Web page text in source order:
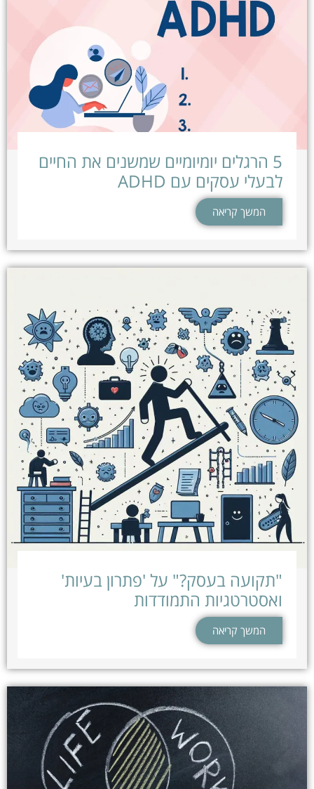
5 הרגלים יומיומיים שמשנים את החיים
לבעלי עסקים עם ADHD
המשך קריאה
"תקועה בעסק?" על 'פתרון בעיות'
ואסטרטגיות התמודדות
המשך קריאה